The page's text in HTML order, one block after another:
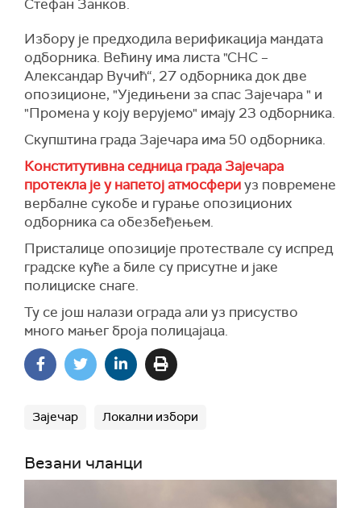
Стефан Занков.
Избору је предходила верификација мандата
одборника. Већину има листа "СНС –
Александар Вучић“, 27 одборника док две
опозиционе, "Уједињени за спас Зајечара " и
"Промена у коју верујемо" имају 23 одборника.
Скупштина града Зајечара има 50 одборника.
Конститутивна седница града Зајечара
протекла је у напетој атмосфериуз повремене
вербалне сукобе и гурање опозиционих
одборника са обезбеђењем.
Присталице опозиције протествале су испред
градске куће а биле су присутне и јаке
полициске снаге.
Ту се још налази ограда али уз присуство
много мањег броја полицајаца.
Зајечар Локални избори
Везани чланци